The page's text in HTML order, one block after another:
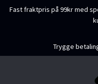
Fast fraktpris på 99kr med
Trygge